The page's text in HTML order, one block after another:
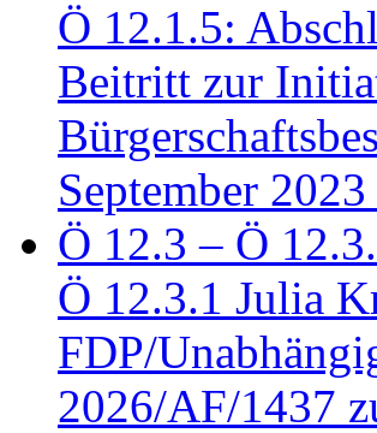
Ö 12.1.5:
Beitritt zur
September
Ö 12.3 – Ö
Ö 12.3.1 Julia
FDP/
2026/AF/1437